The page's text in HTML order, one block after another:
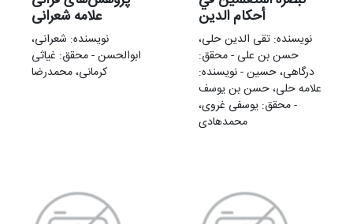
علامه شعرانی
نویسنده: شعرانی،
ابوالحسن - محقق: غیاثی
کرمانی، محمدرضا
أحکام الدین
نویسنده: تقی الدین حلی،
حسن بن علی - محقق:
درگاهی، حسین - نویسنده:
علامه حلی، حسن بن یوسف
- محقق: یوسفی غروی،
محمدهادی